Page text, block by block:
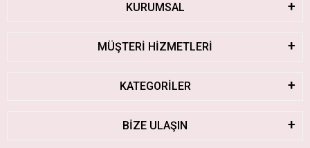
KURUMSAL
MÜŞTERİ HİZMETLERİ
KATEGORİLER
BİZE ULAŞIN